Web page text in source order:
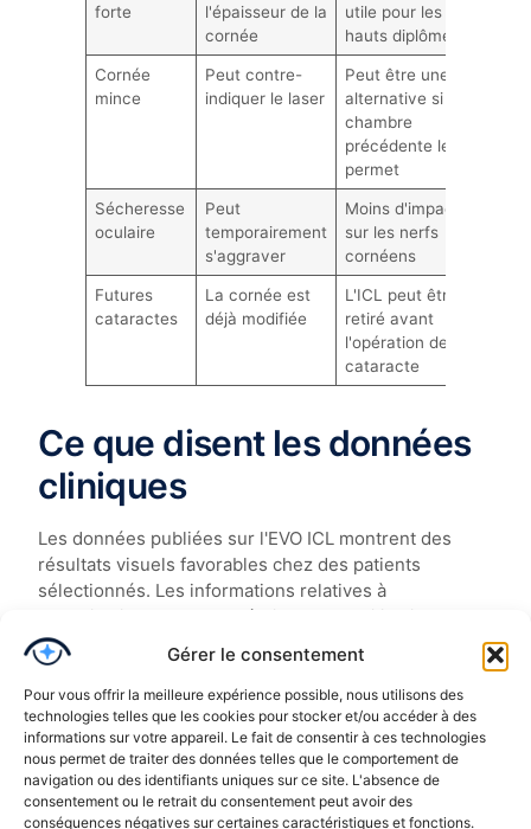
Gérer le consentement
Pour vous offrir la meilleure expérience possible, nous utilisons des
technologies telles que les cookies pour stocker et/ou accéder à des
informations sur votre appareil. Le fait de consentir à ces technologies
nous permet de traiter des données telles que le comportement de
navigation ou des identifiants uniques sur ce site. L'absence de
consentement ou le retrait du consentement peut avoir des
conséquences négatives sur certaines caractéristiques et fonctions.
forte
l'épaisseur de la
cornée
utile pour les
hauts diplômes
Cornée
mince
Peut contre-
indiquer le laser
Peut être une
alternative si la
chambre
précédente le
permet
Sécheresse
oculaire
Peut
temporairement
s'aggraver
Moins d'impact
sur les nerfs
cornéens
Futures
cataractes
La cornée est
déjà modifiée
L'ICL peut être
retiré avant
l'opération de la
cataracte
Ce que disent les données
cliniques
Les données publiées sur l'EVO ICL montrent des
résultats visuels favorables chez des patients
sélectionnés. Les informations relatives à
l'autorisation de la FDA décrivent son utilisation pour
la myopie et l'astigmatisme myopique dans des
fourchettes définies, toujours avec des critères
anatomiques et réfractifs spécifiques. STAAR Surgical
a également signalé en 2026 une extension de
l'indication d'âge à 60 ans aux États-Unis pour
EVO/EVO+ Visian ICL, avec un suivi de sécurité de
trois ans dans son essai clinique (Communiqué
STAAR, 17 février 2026).